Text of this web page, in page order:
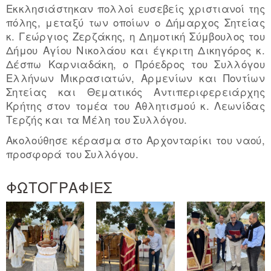
Εκκλησιάστηκαν πολλοί ευσεβείς χριστιανοί της
πόλης, μεταξύ των οποίων ο Δήμαρχος Σητείας
κ. Γεώργιος Ζερζάκης, η Δημοτική Σύμβουλος του
Δήμου Αγίου Νικολάου και έγκριτη Δικηγόρος κ.
Δέσπω Καρνιαδάκη, ο Πρόεδρος του Συλλόγου
Ελλήνων Μικρασιατών, Αρμενίων και Ποντίων
Σητείας και Θεματικός Αντιπεριφερειάρχης
Κρήτης στον τομέα του Αθλητισμού κ. Λεωνίδας
Τερζής και τα Μέλη του Συλλόγου.
Ακολούθησε κέρασμα στο Αρχονταρίκι του ναού,
προσφορά του Συλλόγου.
ΦΩΤΟΓΡΑΦΙΕΣ